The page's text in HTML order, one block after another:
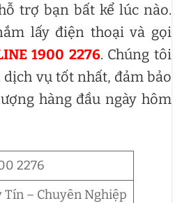
trợ bạn bất kể lúc nào.
lấy điện thoại và gọi
1900 2276. Chúng tôi
vụ tốt nhất, đảm bảo
hàng đầu ngày hôm
2276
Tín – Chuyên Nghiệp